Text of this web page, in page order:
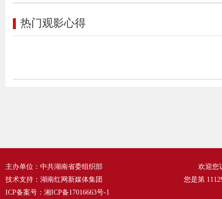
热门观影心得
主办单位：中共湖南省委组织部
技术支持：湖南红网新媒体集团
ICP备案号： 湘ICP备17016663号-1
欢迎您
您是第